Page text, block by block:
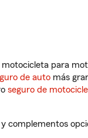
para
de auto más
seguro de
complementos